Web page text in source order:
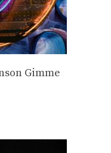
Gimme